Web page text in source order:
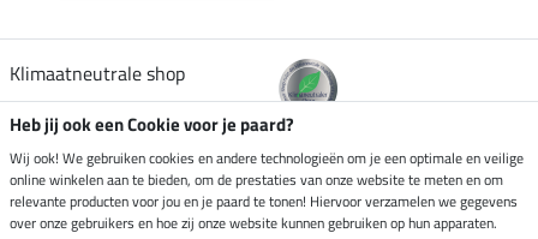
elkaar in het zadel.
Klimaatneutrale shop
Verzending per
Heb jij ook een Cookie voor je paard?
Wij ook! We gebruiken cookies en andere technologieën om je een optimale en veilige
online winkelen aan te bieden, om de prestaties van onze website te meten en om
relevante producten voor jou en je paard te tonen! Hiervoor verzamelen we gegevens
over onze gebruikers en hoe zij onze website kunnen gebruiken op hun apparaten.